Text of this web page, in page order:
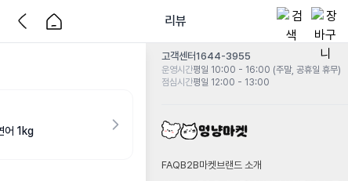
리뷰
어 1kg
고객센터1644-3955
운영시간평일 10:00 - 16:00 (주말, 공휴일 휴무)
점심시간평일 12:00 - 13:00
FAQB2B마켓 브랜드 소개